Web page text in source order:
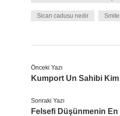
Sican cadusu nedir
Önceki Yazı
Kumport Un Sahibi Kim
Sonraki Yazı
Felsefi Düşünmenin